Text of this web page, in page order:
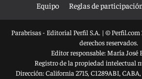
Equipo
Reglas de
Parabrisas - Editorial Perfil S.A. | ©
derechos reservados.
Editor responsable: María José
Registro de la propiedad intelectual
Dirección:California 2715, C1289ABI,